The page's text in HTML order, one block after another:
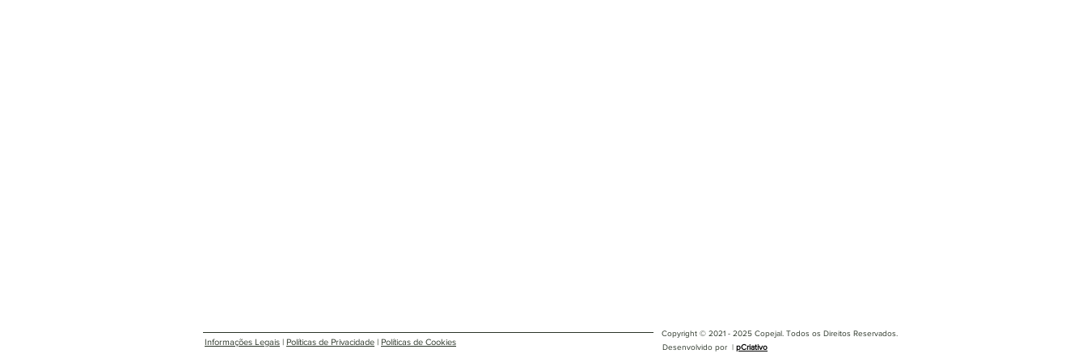
Informações Legais | Políticas de Privacidade | Políticas de Cookies
Copyright © 2021 - 2025 Copejal. Todos os Direitos Reservados.
Desenvolvido por | pCriativo